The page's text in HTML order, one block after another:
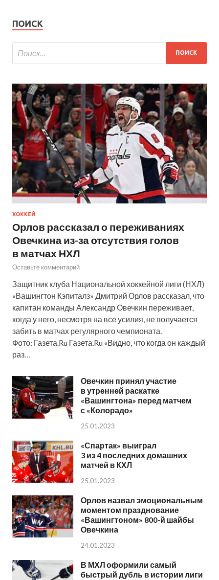
ПОИСК
ХОККЕЙ
Орлов рассказал о переживаниях
Овечкина из-за отсутствия голов
в матчах НХЛ
Оставьте комментарий
Защитник клуба Национальной хоккейной лиги (НХЛ)
«Вашингтон Кэпиталз» Дмитрий Орлов рассказал, что
капитан команды Александр Овечкин переживает,
когда у него, несмотря на все усилия, не получается
забить в матчах регулярного чемпионата.
Фото: Газета.Ru Газета.Ru «Видно, что когда он каждый
раз…
Овечкин принял участие
в утренней раскатке
«Вашингтона» перед матчем
с «Колорадо»
25.01.2023
«Спартак» выиграл
3 из 4 последних домашних
матчей в КХЛ
25.01.2023
Орлов назвал эмоциональным
моментом празднование
«Вашингтоном» 800-й шайбы
Овечкина
24.01.2023
В МХЛ оформили самый
быстрый дубль в истории лиги